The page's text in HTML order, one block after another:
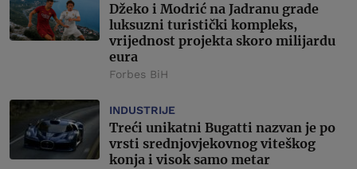
Džeko i Modrić na Jadranu grade
luksuzni turistički kompleks,
vrijednost projekta skoro milijardu
eura
Forbes BiH
INDUSTRIJE
Treći unikatni Bugatti nazvan je po
vrsti srednjovjekovnog viteškog
konja i visok samo metar